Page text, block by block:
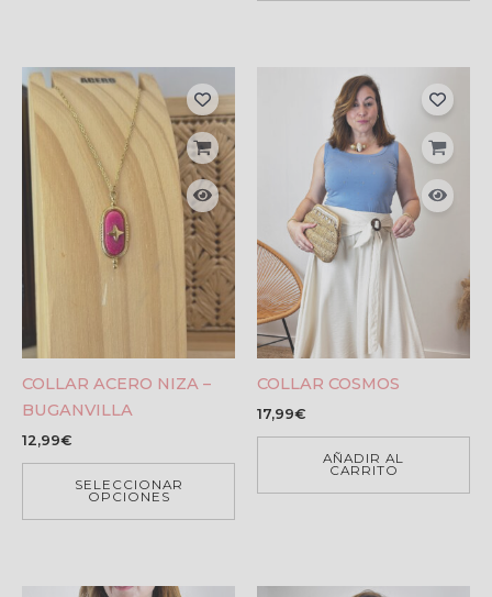
COLLAR ACERO NIZA –
BUGANVILLA
12,99€
SELECCIONAR
OPCIONES
COLLAR COSMOS
17,99€
AÑADIR AL
CARRITO